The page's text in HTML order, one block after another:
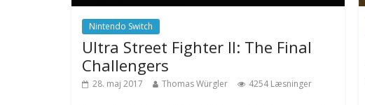
Nintendo Switch
Ultra Street Fighter II: The Final
Challengers
28. maj 2017 Thomas Würgler 4254 Læsninger